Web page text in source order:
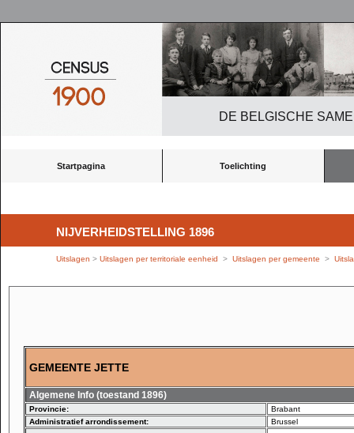
DE BELGISCHE
Startpagina Toelichting
NIJVERHEIDSTELLING 1896
Uitslagen > Uitslagen per territoriale eenheid > Uitslagen per gemeente >
GEMEENTE JETTE
Algemene Info (toestand 1896)
Provincie:
Brabant
Administratief arrondissement:
Brussel